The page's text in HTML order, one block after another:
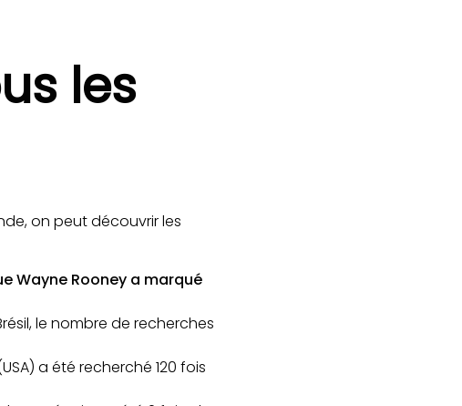
les
on peut découvrir les
Wayne Rooney a marqué
le nombre de recherches
a été recherché 120 fois